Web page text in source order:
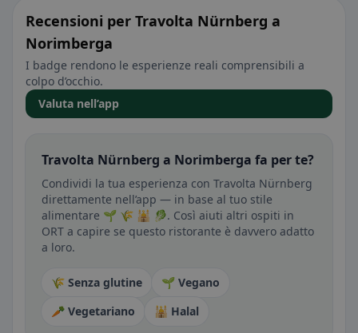
Recensioni per Travolta Nürnberg a
Norimberga
I badge rendono le esperienze reali comprensibili a
colpo d’occhio.
Valuta nell’app
Travolta Nürnberg a Norimberga fa per te?
Condividi la tua esperienza con Travolta Nürnberg
direttamente nell’app — in base al tuo stile
alimentare 🌱 🌾 🕌 🥬. Così aiuti altri ospiti in
ORT a capire se questo ristorante è davvero adatto
a loro.
🌾 Senza glutine
🌱 Vegano
🥕 Vegetariano
🕌 Halal